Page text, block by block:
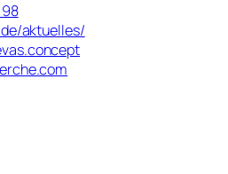
aktuelles/